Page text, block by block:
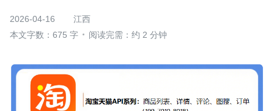
2026-04-16
江西
本文字数：675 字
阅读完需：约 2 分钟